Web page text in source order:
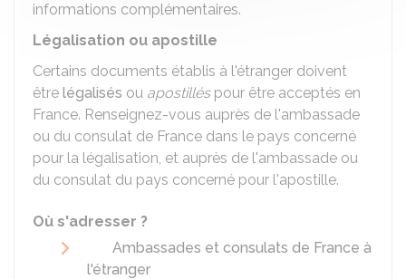
informations complémentaires.
Légalisation ou apostille
Certains documents établis à l'étranger doivent
être légalisés ou apostilléspour être acceptés en
France. Renseignez-vous auprès de l'ambassade
ou du consulat de France dans le pays concerné
pour la légalisation, et auprès de l'ambassade ou
du consulat du pays concerné pour l'apostille.
Où s'adresser ?
Ambassades et consulats de France à
l'étranger